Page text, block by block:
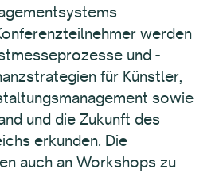
werden
und -
für Künstler,
sowie
und die Zukunft des
erkunden. Die
auch an Workshops zu